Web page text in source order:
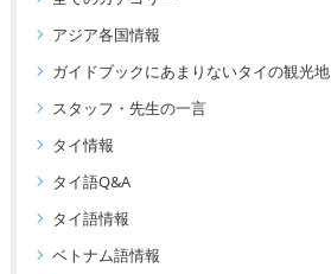
アジア各国情報
ガイドブックにあまりないタイの観光地
スタッフ・先生の一言
タイ情報
タイ語Q&A
タイ語情報
ベトナム語情報